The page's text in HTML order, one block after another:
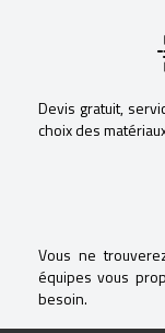
Devis gratuit,
choix des
Vous ne
équipes vous
besoin.